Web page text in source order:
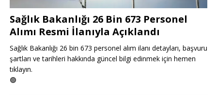
Sağlık Bakanlığı 26 Bin 673 Personel
Alımı Resmi İlanıyla Açıklandı
Sağlık Bakanlığı 26 bin 673 personel alım ilanı detayları, başvuru
şartları ve tarihleri hakkında güncel bilgi edinmek için hemen
tıklayın.
🟢